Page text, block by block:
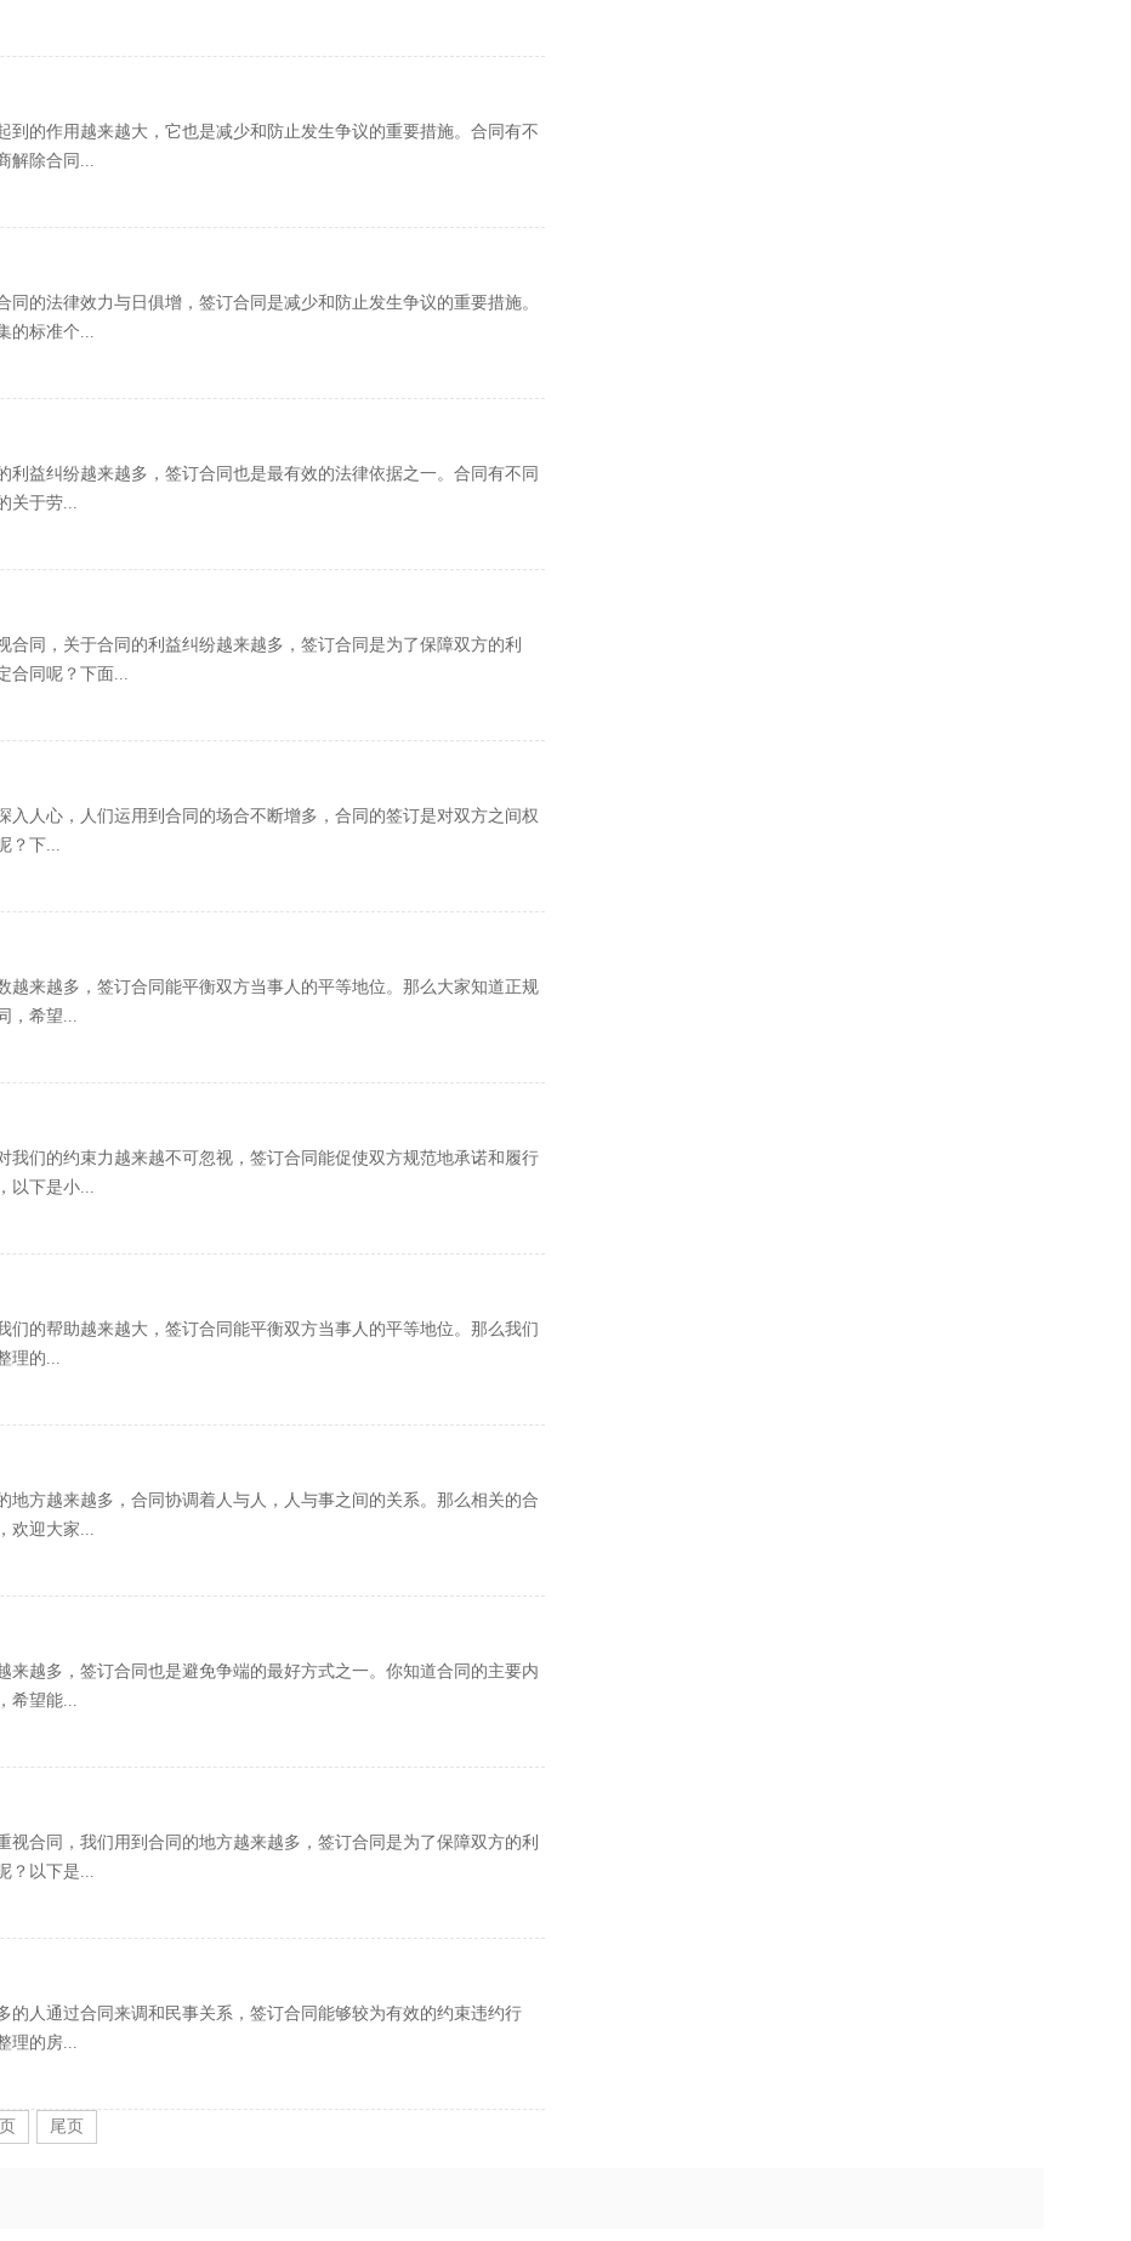
的作用越来越大，它也是减少和防止发生争议的重要措施。合同有不
解除合同...
的法律效力与日俱增，签订合同是减少和防止发生争议的重要措施。
的标准个...
益纠纷越来越多，签订合同也是最有效的法律依据之一。合同有不同
关于劳...
同，关于合同的利益纠纷越来越多，签订合同是为了保障双方的利
合同呢？下面...
人心，人们运用到合同的场合不断增多，合同的签订是对双方之间权
？下...
来越多，签订合同能平衡双方当事人的平等地位。那么大家知道正规
，希望...
们的约束力越来越不可忽视，签订合同能促使双方规范地承诺和履行
以下是小...
的帮助越来越大，签订合同能平衡双方当事人的平等地位。那么我们
理的...
方越来越多，合同协调着人与人，人与事之间的关系。那么相关的合
欢迎大家...
越多，签订合同也是避免争端的最好方式之一。你知道合同的主要内
希望能...
合同，我们用到合同的地方越来越多，签订合同是为了保障双方的利
？以下是...
人通过合同来调和民事关系，签订合同能够较为有效的约束违约行
理的房...
尾页